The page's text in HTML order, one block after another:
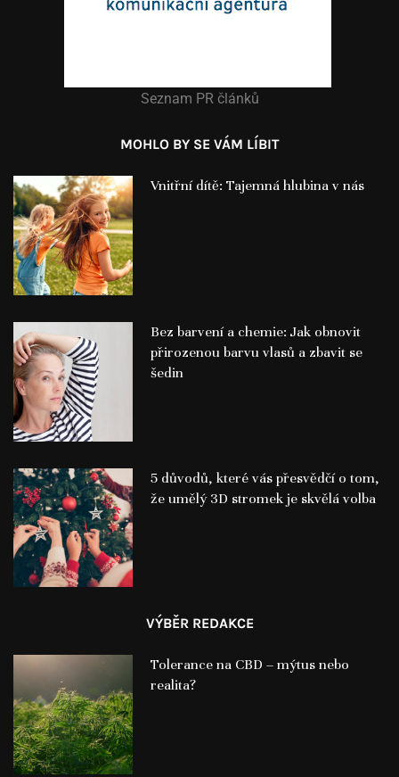
Seznam PR článků
MOHLO BY SE VÁM LÍBIT
Vnitřní dítě: Tajemná hlubina v nás
Bez barvení a chemie: Jak obnovit
přirozenou barvu vlasů a zbavit se
šedin
5 důvodů, které vás přesvědčí o tom,
že umělý 3D stromek je skvělá volba
VÝBĚR REDAKCE
Tolerance na CBD – mýtus nebo
realita?